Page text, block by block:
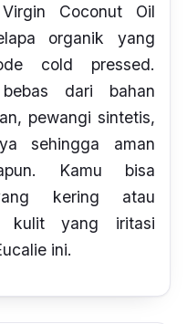
Coconut Oil
organik yang
cold pressed.
dari bahan
pewangi sintetis,
sehingga aman
Kamu bisa
kering atau
kulit yang iritasi
ini.